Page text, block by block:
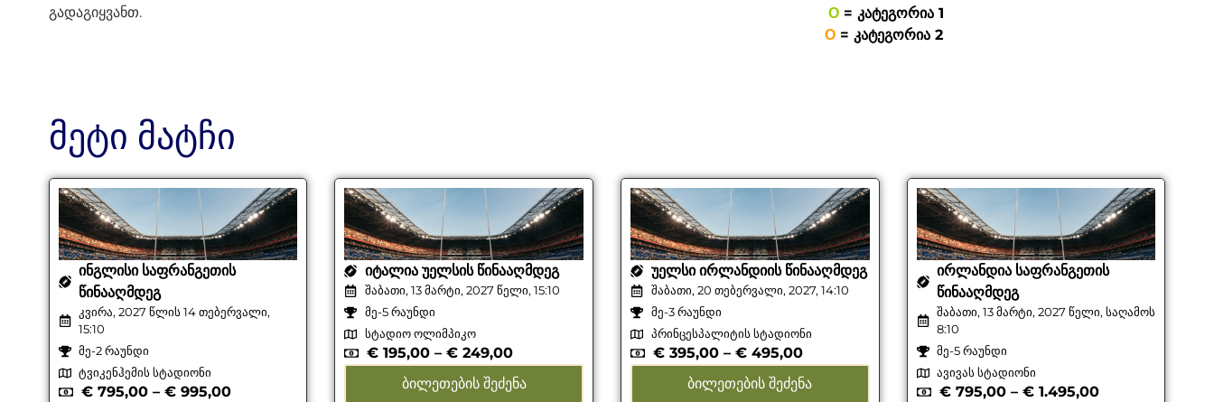
გადაგიყვანთ.
Ο = კატეგორია 1
Ο = კატეგორია 2
მეტი მატჩი
ᲘᲜᲒᲚᲘᲡᲘ ᲡᲐᲤᲠᲐᲜᲒᲔᲗᲘᲡ
ᲬᲘᲜᲐᲐᲦᲛᲓᲔᲒ
კვირა, 2027 წლის 14 თებერვალი,
15:10
მე-2 რაუნდი
ტვიკენჰემის სტადიონი
€795,00 – €995,00
ᲘᲢᲐᲚᲘᲐ ᲣᲔᲚᲡᲘᲡ ᲬᲘᲜᲐᲐᲦᲛᲓᲔᲒ
შაბათი, 13 მარტი, 2027 წელი, 15:10
მე-5 რაუნდი
სტადიო ოლიმპიკო
€ 195,00 – € 249,00
ᲑᲘᲚᲔᲗᲔᲑᲘᲡ ᲨᲔᲫᲔᲜᲐ
ᲣᲔᲚᲡᲘ ᲘᲠᲚᲐᲜᲓᲘᲘᲡ ᲬᲘᲜᲐᲐᲦᲛᲓᲔᲒ
შაბათი, 20 თებერვალი, 2027, 14:10
მე-3 რაუნდი
პრინცესპალიტის სტადიონი
€ 395,00 – € 495,00
ᲑᲘᲚᲔᲗᲔᲑᲘᲡ ᲨᲔᲫᲔᲜᲐ
ᲘᲠᲚᲐᲜᲓᲘᲐ ᲡᲐᲤᲠᲐᲜᲒᲔᲗᲘᲡ
ᲬᲘᲜᲐᲐᲦᲛᲓᲔᲒ
შაბათი, 13 მარტი, 2027 წელი, საღამოს
8:10
მე-5 რაუნდი
ავივას სტადიონი
€795,00 – €1.495,00